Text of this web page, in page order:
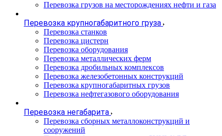
Перевозка грузов на месторождениях нефти и газа
Перевозка крупногабаритного груза
Перевозка станков
Перевозка цистерн
Перевозка оборудования
Перевозка металлических ферм
Перевозка дробильных комплексов
Перевозка железобетонных конструкций
Перевозка крупногабаритных грузов
Перевозка нефтегазового оборудования
Перевозка негабарита
Перевозка сборных металлоконструкций и
сооружений